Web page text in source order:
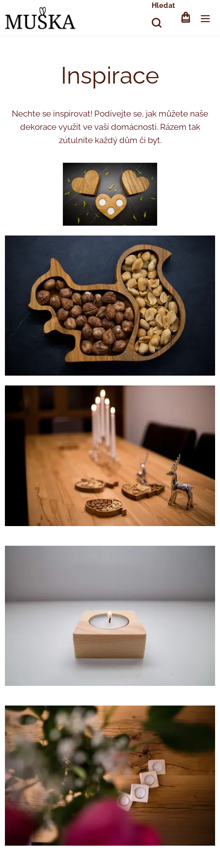
Hledat
Inspirace
Nechte se inspirovat! Podívejte se, jak můžete naše
dekorace využít ve vaší domácnosti. Rázem tak
zútulníte každý dům či byt.